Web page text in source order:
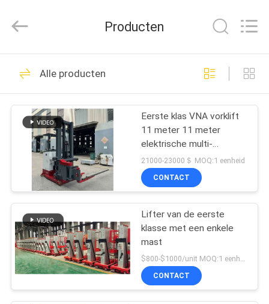
HUIS
PRODUCTEN
VIDEOS
ONGEVEER
ONS
FABRIEKSREIS
KWALITEITSCONTROLE
Co.,Ltd.
Elektrische
stapelaar
140
Semi Elektrische
Palletstapelaar
29
Producten
Alle producten
Eerste klas VNA vorklift
11 meter 11 meter
elektrische multi-
directionele smalle
ruimte
21000-23000＄ MOQ:1 eenheid
CONTACT
Lifter van de eerste
klasse met een enkele
mast
CONTACT